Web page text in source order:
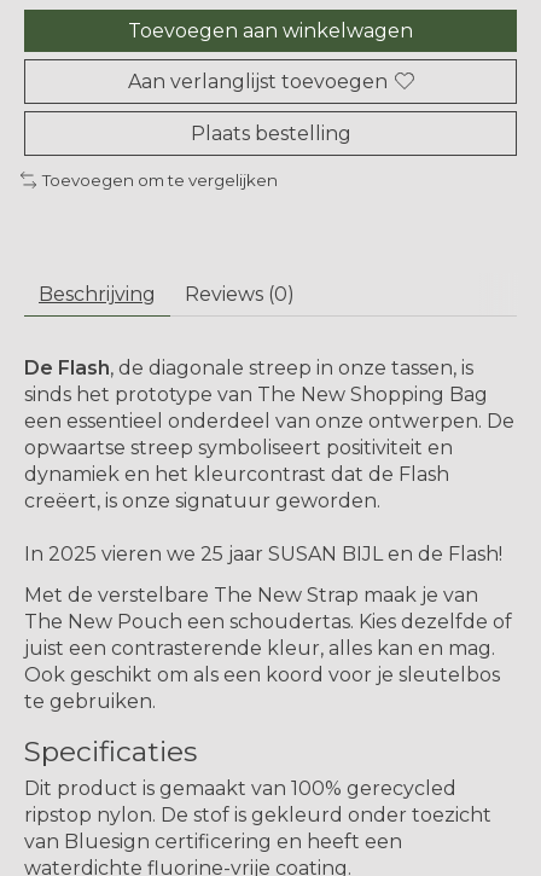
Toevoegen aan winkelwagen
Aan verlanglijst toevoegen
Plaats bestelling
Toevoegen om te vergelijken
Beschrijving Reviews (0)
De Flash, de diagonale streep in onze tassen, is
sinds het prototype van The New Shopping Bag
een essentieel onderdeel van onze ontwerpen. De
opwaartse streep symboliseert positiviteit en
dynamiek en het kleurcontrast dat de Flash
creëert, is onze signatuur geworden.
In 2025 vieren we 25 jaar SUSAN BIJL en de Flash!
Met de verstelbare The New Strap maak je van
The New Pouch een schoudertas. Kies dezelfde of
juist een contrasterende kleur, alles kan en mag.
Ook geschikt om als een koord voor je sleutelbos
te gebruiken.
Specificaties
Dit product is gemaakt van 100% gerecycled
ripstop nylon. De stof is gekleurd onder toezicht
van Bluesign certificering en heeft een
waterdichte fluorine-vrije coating.